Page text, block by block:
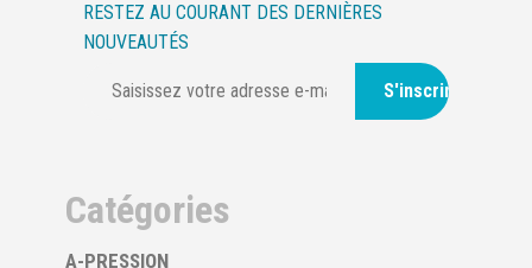
RESTEZ AU COURANT DES DERNIÈRES
NOUVEAUTÉS
S'inscrire
Catégories
A-PRESSION